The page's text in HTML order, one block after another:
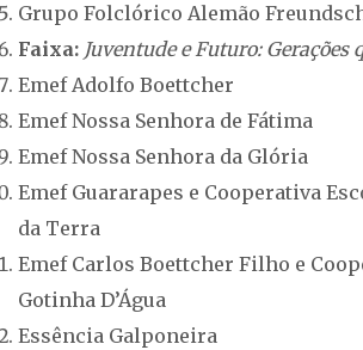
Grupo Folclórico Alemão
Faixa: Juventude e Futuro: Gerações
Emef Adolfo Boettcher
Emef Nossa Senhora de Fátima
Emef Nossa Senhora da Glória
Emef Guararapes e Cooperativa
da Terra
Emef Carlos Boettcher Filho e
Gotinha D’Água
Essência Galponeira